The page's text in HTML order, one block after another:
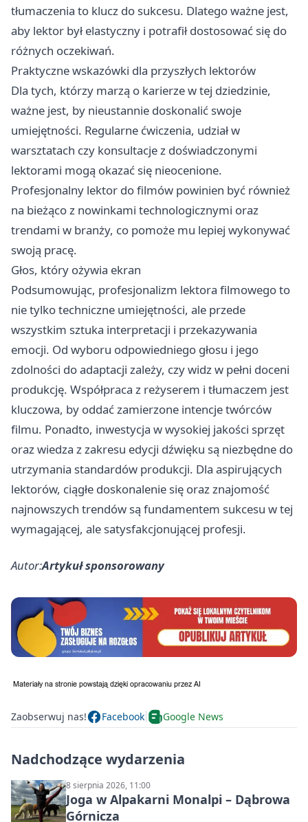
tłumaczenia to klucz do sukcesu. Dlatego ważne jest,
aby lektor był elastyczny i potrafił dostosować się do
różnych oczekiwań.
Praktyczne wskazówki dla przyszłych lektorów
Dla tych, którzy marzą o karierze w tej dziedzinie,
ważne jest, by nieustannie doskonalić swoje
umiejętności. Regularne ćwiczenia, udział w
warsztatach czy konsultacje z doświadczonymi
lektorami mogą okazać się nieocenione.
Profesjonalny lektor do filmów powinien być również
na bieżąco z nowinkami technologicznymi oraz
trendami w branży, co pomoże mu lepiej wykonywać
swoją pracę.
Głos, który ożywia ekran
Podsumowując, profesjonalizm lektora filmowego to
nie tylko techniczne umiejętności, ale przede
wszystkim sztuka interpretacji i przekazywania
emocji. Od wyboru odpowiedniego głosu i jego
zdolności do adaptacji zależy, czy widz w pełni doceni
produkcję. Współpraca z reżyserem i tłumaczem jest
kluczowa, by oddać zamierzone intencje twórców
filmu. Ponadto, inwestycja w wysokiej jakości sprzęt
oraz wiedza z zakresu edycji dźwięku są niezbędne do
utrzymania standardów produkcji. Dla aspirujących
lektorów, ciągłe doskonalenie się oraz znajomość
najnowszych trendów są fundamentem sukcesu w tej
wymagającej, ale satysfakcjonującej profesji.
Autor:Artykuł sponsorowany
Zaobserwuj nas! Facebook Google News
Nadchodzące wydarzenia
8 sierpnia 2026, 11:00
Joga w Alpakarni Monalpi – Dąbrowa
Górnicza